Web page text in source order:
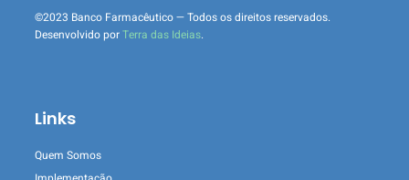
©2023 Banco Farmacêutico — Todos os direitos reservados.
Desenvolvido porTerra das Ideias.
Links
Quem Somos